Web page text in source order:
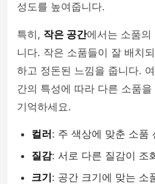
성도를 높여줍니다.
특히, 작은 공간에서는 소품의
니다. 작은 소품들이 잘 배치
하고 정돈된 느낌을 줍니다.
간의 특성에 따라 다른 소품
기억하세요.
컬러 : 주 색상에 맞춘 소품
질감: 서로 다른 질감이 조
크기 : 공간 크기에 맞는 소